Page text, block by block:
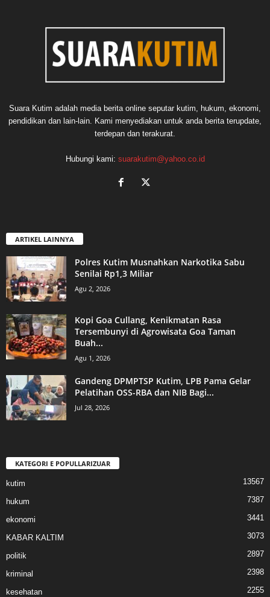
Suara Kutim adalah media berita online seputar kutim, hukum, ekonomi,
pendidikan dan lain-lain. Kami menyediakan untuk anda berita terupdate,
terdepan dan terakurat.
Hubungi kami: suarakutim@yahoo.co.id
ARTIKEL LAINNYA
Polres Kutim Musnahkan Narkotika Sabu
Senilai Rp1,3 Miliar
Agu 2, 2026
Kopi Goa Cullang, Kenikmatan Rasa
Tersembunyi di Agrowisata Goa Taman
Buah...
Agu 1, 2026
Gandeng DPMPTSP Kutim, LPB Pama Gelar
Pelatihan OSS-RBA dan NIB Bagi...
Jul 28, 2026
KATEGORI E POPULLARIZUAR
kutim 13567
hukum 7387
ekonomi 3441
KABAR KALTIM 3073
politik 2897
kriminal 2398
kesehatan 2255